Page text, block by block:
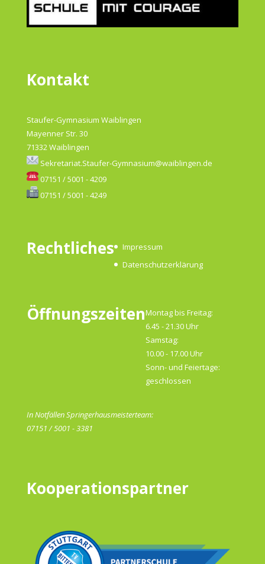
Kontakt
Staufer-Gymnasium Waiblingen
Mayenner Str. 30
71332 Waiblingen
Sekretariat.Staufer-Gymnasium@waiblingen.de
07151 / 5001 - 4209
07151 / 5001 - 4249
Rechtliches
Impressum
Datenschutzerklärung
ÖffnungszeitenMontag bis Freitag:
6.45 - 21.30 Uhr
Samstag:
10.00 - 17.00 Uhr
Sonn- und Feiertage:
geschlossen
In Notfällen Springerhausmeisterteam:
07151 / 5001 - 3381
Kooperationspartner